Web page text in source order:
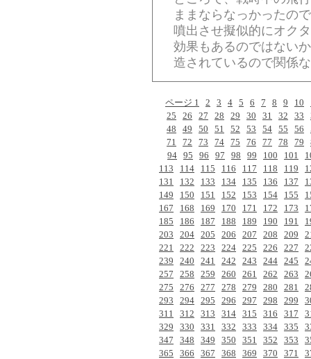
ままならなっかったの
噴出させ擬似的にオク
効果もあるのではない
造されているので関係
ページ 1 2 3 4 5 6 7 8 9 10
25
26 27 28 29 30 31 32 33
48
49 50 51 52 53 54 55 56
71
72 73 74 75 76 77 78 79
94 95 96 97 98 99 100 101
113
114 115 116 117 118 119
131
132 133 134 135 136 137
149
150 151 152 153 154 155
167
168 169 170 171 172 173
185
186 187 188 189 190 191
203
204 205 206 207 208 209
221
222 223 224 225 226 227
239
240 241 242 243 244 245
257
258 259 260 261 262 263
275
276 277 278 279 280 281
293
294 295 296 297 298 299
311
312 313 314 315 316 317
329
330 331 332 333 334 335
347
348 349 350 351 352 353
365
366 367 368 369 370 371